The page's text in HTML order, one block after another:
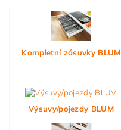
Kompletní zásuvky BLUM
Výsuvy/pojezdy BLUM